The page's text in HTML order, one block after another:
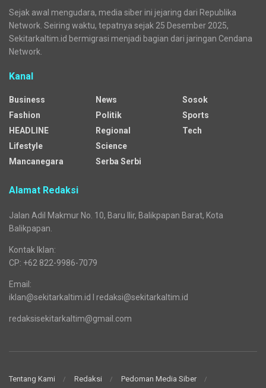
Sejak awal mengudara, media siber ini jejaring dari Republika
Network. Seiring waktu, tepatnya sejak 25 Desember 2025,
Sekitarkaltim.id bermigrasi menjadi bagian dari jaringan Cendana
Network.
Kanal
Business
Fashion
HEADLINE
Lifestyle
Mancanegara
News
Politik
Regional
Science
Serba Serbi
Sosok
Sports
Tech
Alamat Redaksi
Jalan Adil Makmur No. 10, Baru Ilir, Balikpapan Barat, Kota
Balikpapan.
Kontak Iklan:
CP: +62 822-9986-7079
Email:
iklan@sekitarkaltim.id I redaksi@sekitarkaltim.id
redaksisekitarkaltim@gmail.com
Tentang Kami Redaksi
Pedoman Media Siber